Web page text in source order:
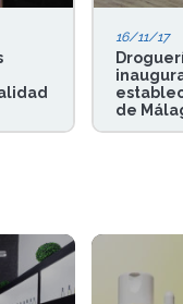
16/11/17
de